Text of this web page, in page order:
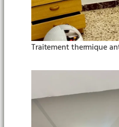
Traitement thermique